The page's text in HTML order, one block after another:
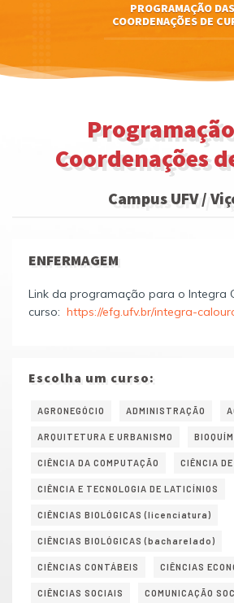
PROGRAMAÇÃO DAS
COORDENAÇÕES DE
Coordenações
Campus UFV /
ENFERMAGEM
Link da programação para o Integra
curso: https://efg.ufv.br/integra-
Escolha um curso:
AGRONEGÓCIO ADMINISTRAÇÃO
ARQUITETURA E URBANISMO
CIÊNCIA DA COMPUTAÇÃO CIÊNCIA
CIÊNCIA E TECNOLOGIA DE LATICÍNIOS
CIÊNCIAS BIOLÓGICAS (licenciatura)
CIÊNCIAS BIOLÓGICAS (bacharelado)
CIÊNCIAS CONTÁBEIS CIÊNCIAS
CIÊNCIAS SOCIAIS COMUNICAÇÃO